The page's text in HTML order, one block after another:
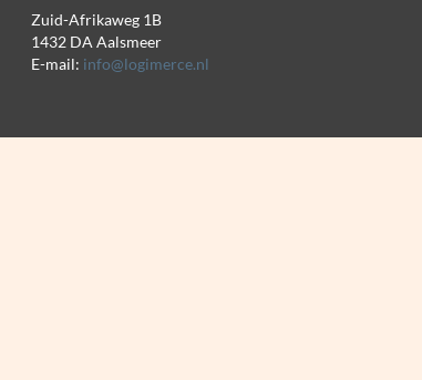
Zuid-Afrikaweg 1B
1432 DA Aalsmeer
E-mail: info@logimerce.nl